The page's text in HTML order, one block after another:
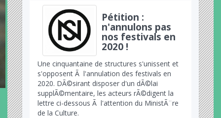
Pétition :
n'annulons pas
nos festivals en
2020 !
Une cinquantaine de structures s'unissent et
s'opposent Ã l'annulation des festivals en
2020. DÃ©sirant disposer d'un dÃ©lai
supplÃ©mentaire, les acteurs rÃ©digent la
lettre ci-dessous Ã l'attention du MinistÃ¨re
de la Culture.